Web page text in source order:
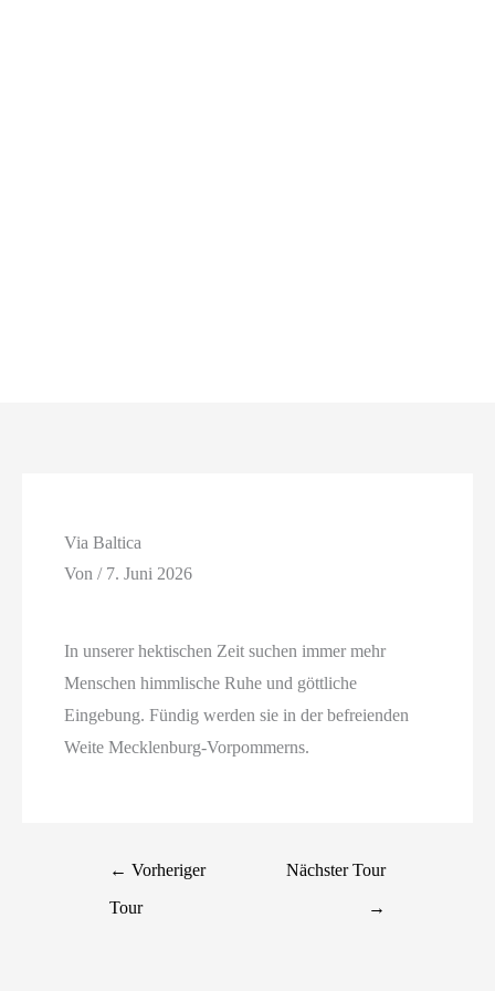
Via Baltica
Von/ 7. Juni 2026
In unserer hektischen Zeit suchen immer mehr
Menschen himmlische Ruhe und göttliche
Eingebung. Fündig werden sie in der befreienden
Weite Mecklenburg-Vorpommerns.
← Vorheriger
Tour
Nächster Tour
→